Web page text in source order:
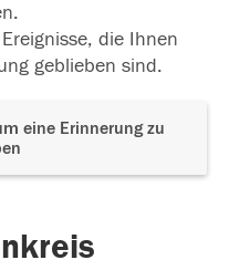
die Ihnen
geblieben sind.
eine Erinnerung zu